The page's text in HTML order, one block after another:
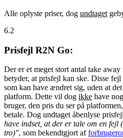
Alle oplyste priser, dog undtaget
6.2
Prisfejl R2N Go:
Der er et meget stort antal take
betyder, at prisfejl kan ske. Disse
som kan have ændret sig, uden at
platform. Dette vil dog ikke have
bruger, den pris du ser på
betale. Dog undtaget åbenlyse
have indset, at der er tale om en fejl
tro)", som bekendtgjort af